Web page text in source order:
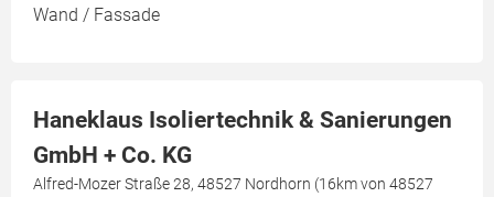
Wand / Fassade
Haneklaus Isoliertechnik & Sanierungen
GmbH + Co. KG
Alfred-Mozer Straße 28, 48527 Nordhorn (16km von 48527